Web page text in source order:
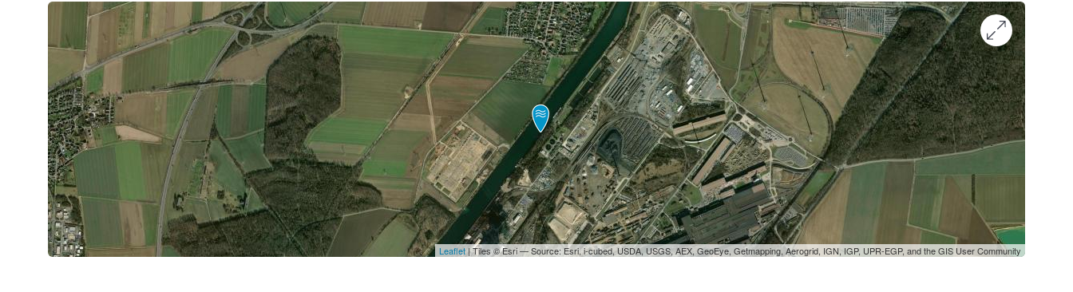
Leaflet| Tiles © Esri — Source: Esri, i-cubed, USDA, USGS, AEX, GeoEye, Getmapping, Aerogrid, IGN, IGP, UPR-EGP, and the GIS User Community